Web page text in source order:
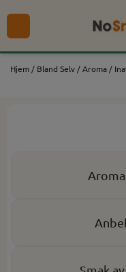
Hopp til innhold
Hjem / Bland Selv /Aroma /